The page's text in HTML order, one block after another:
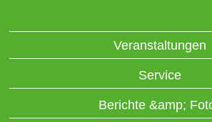
Veranstaltungen
Service
Berichte &amp;